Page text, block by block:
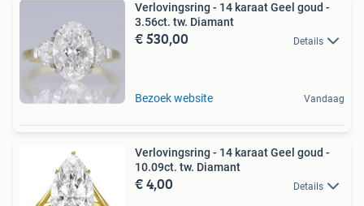
Verlovingsring - 14 karaat Geel goud -
3.56ct. tw. Diamant
€ 530,00 Details
Bezoek website Vandaag
Verlovingsring - 14 karaat Geel goud -
10.09ct. tw. Diamant
€ 4,00 Details